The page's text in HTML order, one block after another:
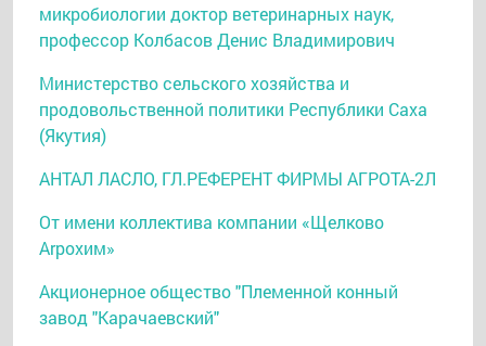
микробиологии доктор ветеринарных наук,
профессор Колбасов Денис Владимирович
Министерство сельского хозяйства и
продовольственной политики Республики Саха
(Якутия)
АНТАЛ ЛАСЛО, ГЛ.РЕФЕРЕНТ ФИРМЫ АГРОТА-2Л
От имени коллектива компании «Щелково
Аrрохим»
Акционерное общество "Племенной конный
завод "Карачаевский"